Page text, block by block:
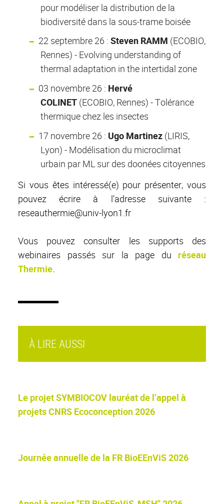
pour modéliser la distribution de la
biodiversité dans la sous-trame boisée
22 septembre 26 : Steven RAMM (ECOBIO,
Rennes) - Evolving understanding of
thermal adaptation in the intertidal zone
03 novembre 26 : Hervé
COLINET (ECOBIO, Rennes) - Tolérance
thermique chez les insectes
17 novembre 26 : Ugo Martinez(LIRIS,
Lyon) - Modélisation du microclimat
urbain par ML sur des doonées citoyennes
Si vous êtes intéressé(e) pour présenter, vous
pouvez écrire à l’adresse suivante :
reseauthermie@univ-lyon1.fr
Vous pouvez consulter les supports des
webinaires passés sur la page du réseau
Thermie.
À LIRE AUSSI
Le projet SYMBIOCOV lauréat de l’appel à
projets CNRS Ecoconception 2026
Journée annuelle de la FR BioEEnViS 2026